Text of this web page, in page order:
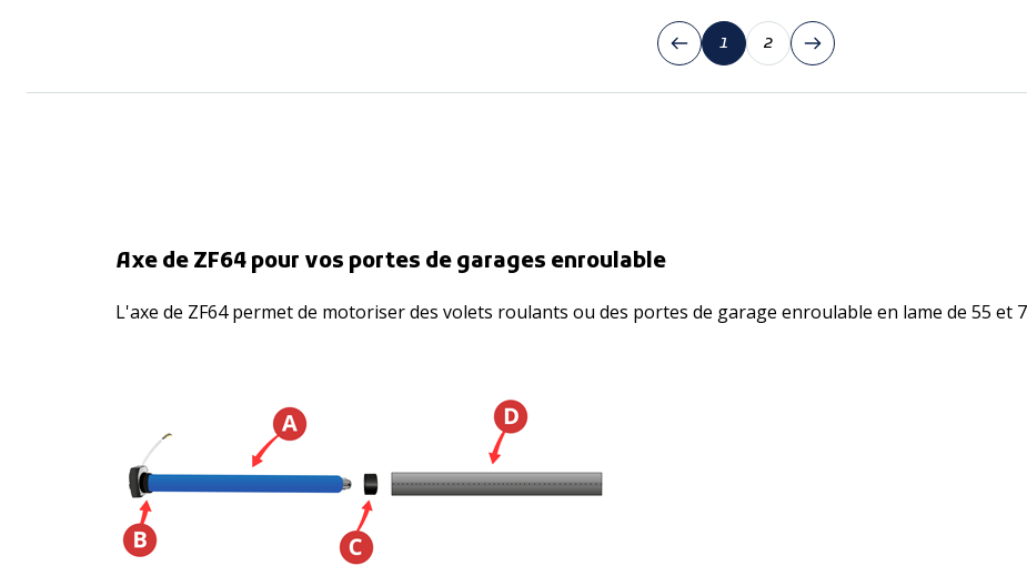
1 2
Axe de ZF64 pour vos portes de garages enroulable
L'axe de ZF64 permet de motoriser des volets roulants ou des portes de garage enroulable en lame de 55 et